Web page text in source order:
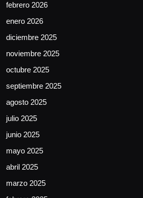
febrero 2026
enero 2026
diciembre 2025
noviembre 2025
octubre 2025
septiembre 2025
agosto 2025
julio 2025
junio 2025
mayo 2025
abril 2025
marzo 2025